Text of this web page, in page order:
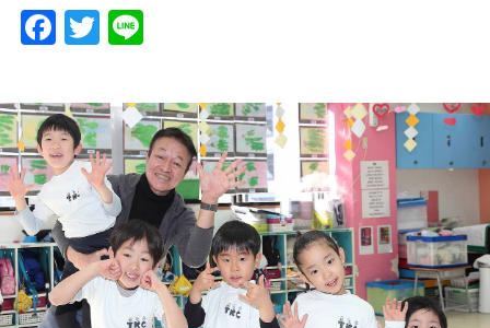
F
a
c
e
b
o
o
k
T
w
itt
er
e